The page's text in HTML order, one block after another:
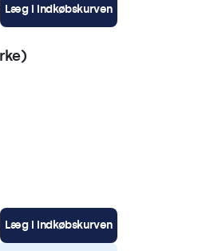
Læg i indkøbskurven
Læg i indkøbskurven